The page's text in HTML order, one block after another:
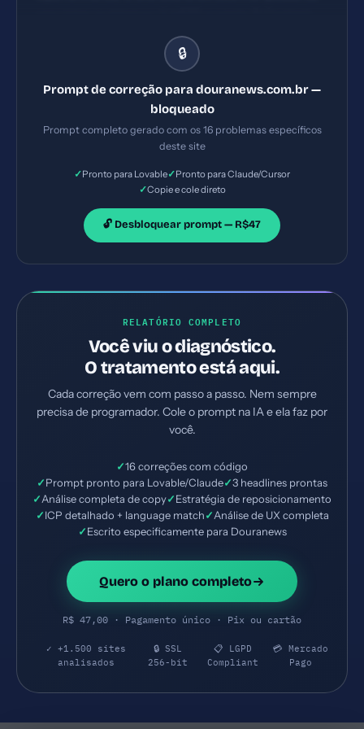
Security Policy ausente 3) Referrer-Policy ausente
4) Permissions-Policy ausente. Implemente TODAS
necessários e configurações de servidor. Priorize as
correções críticas primeiro.
🔒
Prompt de correção para douranews.com.br —
bloqueado
Prompt completo gerado com os 16 problemas específicos
deste site
✓Pronto para Lovable✓Pronto para Claude/Cursor
✓Copie e cole direto
🔓 Desbloquear prompt — R$47
RELATÓRIO COMPLETO
Você viu o diagnóstico.
O tratamento está aqui.
Cada correção vem com passo a passo. Nem sempre
precisa de programador. Cole o prompt na IA e ela faz por
você.
✓16 correções com código
✓Prompt pronto para Lovable/Claude✓3 headlines prontas
✓Análise completa de copy✓Estratégia de reposicionamento
✓ICP detalhado + language match✓Análise de UX completa
✓Escrito especificamente para Douranews
Quero o plano completo
R$ 47,00 · Pagamento único · Pix ou cartão
✓ +1.500 sites
analisados
🔒 SSL
256-bit
📋 LGPD
Compliant
💳 Mercado
Pago